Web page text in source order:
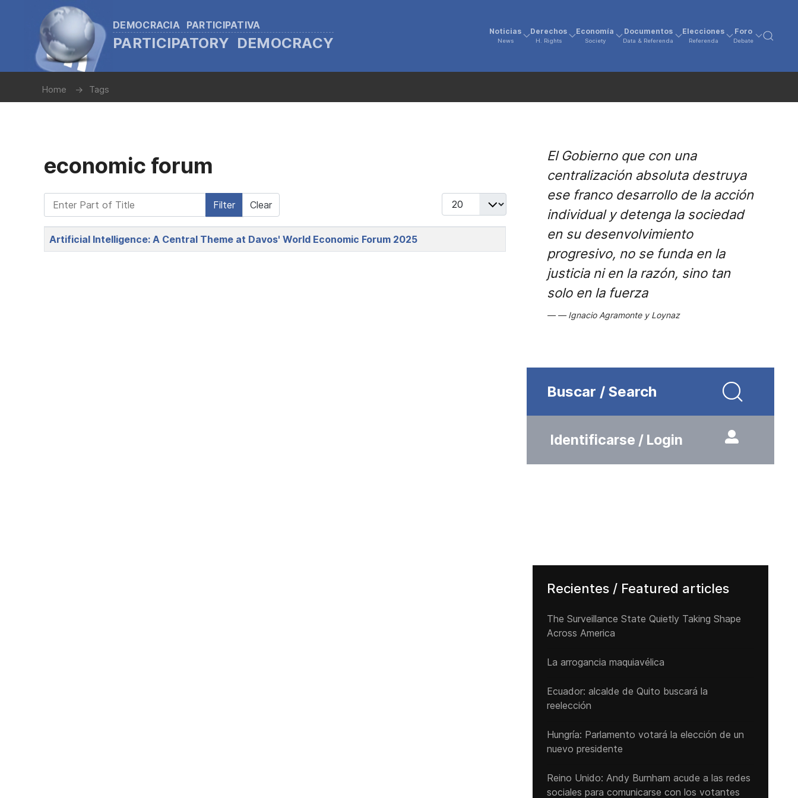
DEMOCRACIA PARTICIPATIVA
PARTICIPATORY DEMOCRACY
Noticias
News
Derechos
H. Rights
Economía
Society
Documentos
Data & Referenda
Elecciones
Referenda
Foro
Debate
Home Tags
economic forum
Enter Part of Title Filter Clear Display #
Title
Artificial Intelligence: A Central Theme at Davos' World Economic Forum 2025
El Gobierno que con una
centralización absoluta destruya
ese franco desarrollo de la acción
individual y detenga la sociedad
en su desenvolvimiento
progresivo, no se funda en la
justicia ni en la razón, sino tan
solo en la fuerza
Ignacio Agramonte y Loynaz
Buscar / Search
Identificarse / Login
Recientes / Featured articles
The Surveillance State Quietly Taking Shape
Across America
La arrogancia maquiavélica
Ecuador: alcalde de Quito buscará la
reelección
Hungría: Parlamento votará la elección de un
nuevo presidente
Reino Unido: Andy ‌Burnham acude a las redes
sociales para comunicarse con los votantes